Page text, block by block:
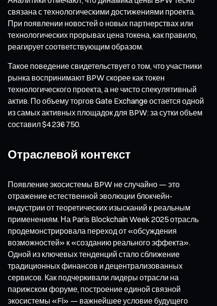
связана с технологическими достижениями проекта.
При появлении новостей о новых партнерствах или
технологических прорывах цена токена, как правило,
реагирует соответствующим образом.
Такое поведение свидетельствует о том, что участники
рынка воспринимают BPW скорее как токен
технологического проекта, а не чисто спекулятивный
актив. По объему торгов Gate Exchange остается одной
из самых активных площадок для BPW: за сутки объем
составил $4 236 750.
Отраслевой контекст
Появление экосистемы BPW не случайно — это
отражение естественной эволюции блокчейн-
индустрии от теоретических изысканий к реальным
применениям. На Paris Blockchain Week 2025 отрасль
продемонстрировала переход от «обсуждения
возможностей» к «созданию реального эффекта».
Одной из ключевых тенденций стало сближение
традиционных финансов и децентрализованных
сервисов. Как подчеркивали лидеры отрасли на
парижском форуме, построение единой связной
экосистемы «Fi» — важнейшее условие будущего